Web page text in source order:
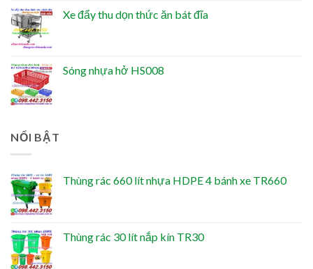
Xe đẩy thu dọn thức ăn bát đĩa
Sóng nhựa hở HS008
NỔI BẬT
Thùng rác 660 lít nhựa HDPE 4 bánh xe TR660
Thùng rác 30 lít nắp kín TR30